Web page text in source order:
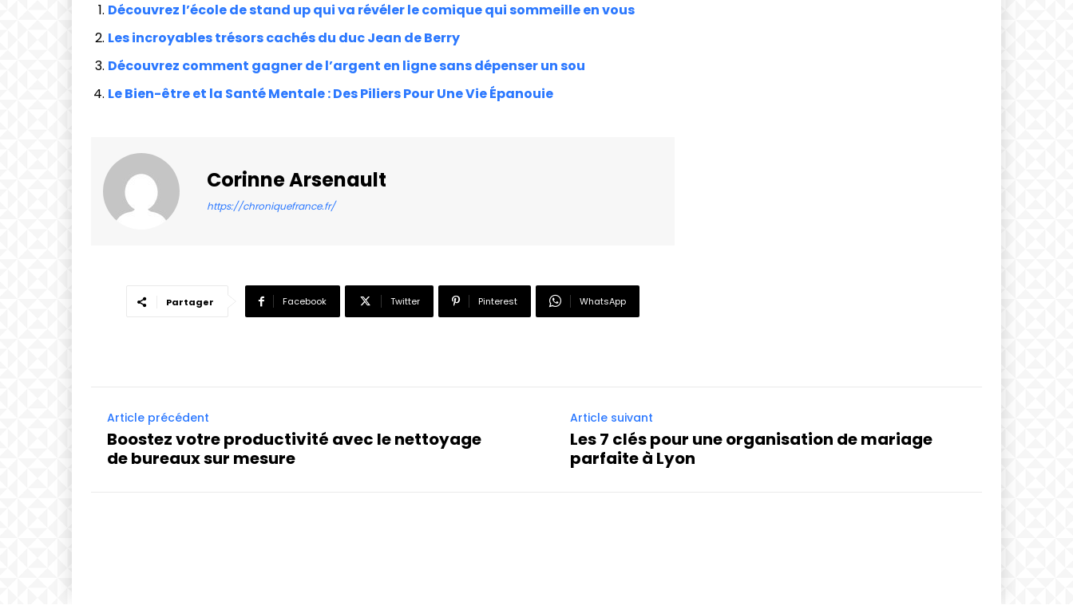
Découvrez l’école de stand up qui va révéler le comique qui sommeille en vous
Les incroyables trésors cachés du duc Jean de Berry
Découvrez comment gagner de l’argent en ligne sans dépenser un sou
Le Bien-être et la Santé Mentale : Des Piliers Pour Une Vie Épanouie
Corinne Arsenault
https://chroniquefrance.fr/
Partager Facebook Twitter Pinterest WhatsApp
Article précédent
Boostez votre productivité avec le nettoyage
de bureaux sur mesure
Article suivant
Les 7 clés pour une organisation de mariage
parfaite à Lyon